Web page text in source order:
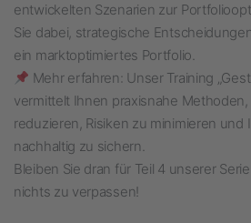
entwickelten Szenarien zur
Sie dabei, strategische
ein marktoptimiertes Portfolio.
Mehr erfahren: Unser Training
vermittelt Ihnen praxisnahe
reduzieren, Risiken zu minimieren und
nachhaltig zu sichern.
Bleiben Sie dran für Teil 4 unserer
nichts zu verpassen!